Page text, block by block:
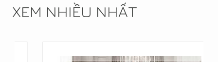
XEM NHIỀU NHẤT